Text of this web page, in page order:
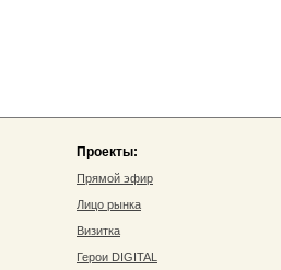
Проекты:
Прямой эфир
Лицо рынка
Визитка
Герои DIGITAL